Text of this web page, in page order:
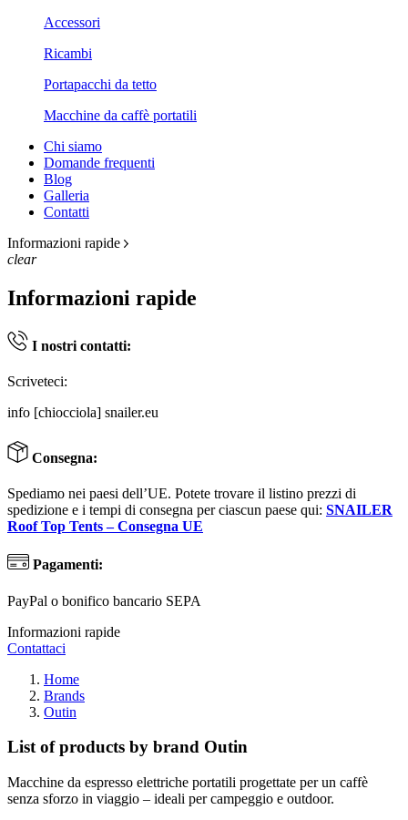
Accessori
Ricambi
Portapacchi da tetto
Macchine da caffè portatili
Chi siamo
Domande frequenti
Blog
Galleria
Contatti
Informazioni rapide
clear
Informazioni rapide
I nostri contatti:
Scriveteci:
info [chiocciola] snailer.eu
Consegna:
Spediamo nei paesi dell’UE. Potete trovare il listino prezzi di
spedizione e i tempi di consegna per ciascun paese qui: SNAILER
Roof Top Tents – Consegna UE
Pagamenti:
PayPal o bonifico bancario SEPA
Informazioni rapide
Contattaci
Home
Brands
Outin
List of products by brand Outin
Macchine da espresso elettriche portatili progettate per un caffè
senza sforzo in viaggio – ideali per campeggio e outdoor.